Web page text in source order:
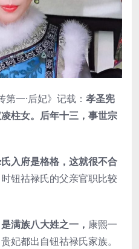
第一·后妃》记载： 孝圣宪
柱女。后年十三，事世宗
入府是格格，这就很不合
钮祜禄氏的父亲官职比较
满族八大姓之一， 康熙一
妃都出自钮祜禄氏家族。